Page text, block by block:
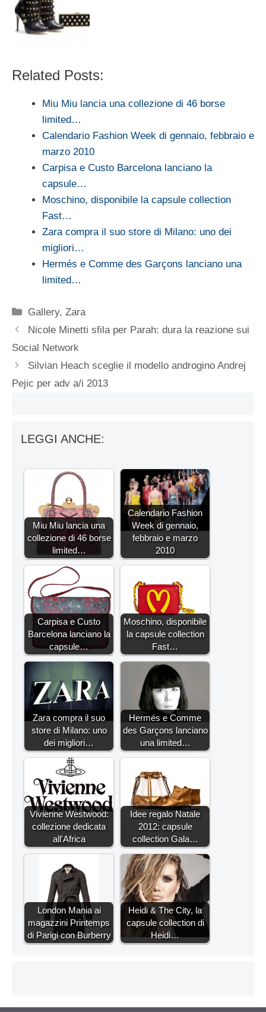
Related Posts:
Miu Miu lancia una collezione di 46 borse
limited…
Calendario Fashion Week di gennaio, febbraio e
marzo 2010
Carpisa e Custo Barcelona lanciano la
capsule…
Moschino, disponibile la capsule collection
Fast…
Zara compra il suo store di Milano: uno dei
migliori…
Hermés e Comme des Garçons lanciano una
limited…
Categorie
Gallery,Zara
Nicole Minetti sfila per Parah: dura la reazione sui
Social Network
Silvian Heach sceglie il modello androgino Andrej
Pejic per adv a/i 2013
LEGGI ANCHE:
Miu Miu lancia una
collezione di 46 borse
limited…
Calendario Fashion
Week di gennaio,
febbraio e marzo
2010
Carpisa e Custo
Barcelona lanciano la
capsule…
Moschino, disponibile
la capsule collection
Fast…
Zara compra il suo
store di Milano: uno
dei migliori…
Hermés e Comme
des Garçons lanciano
una limited…
Vivienne Westwood:
collezione dedicata
all'Africa
Idee regalo Natale
2012: capsule
collection Gala…
London Mania ai
magazzini Printemps
di Parigi con Burberry
Heidi & The City, la
capsule collection di
Heidi…